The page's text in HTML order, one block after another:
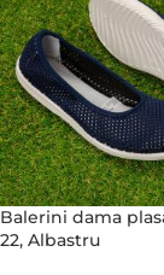
Balerini dama
22, Albastru